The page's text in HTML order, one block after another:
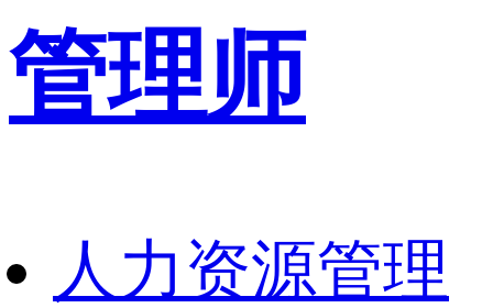
管理师
人力资源管理